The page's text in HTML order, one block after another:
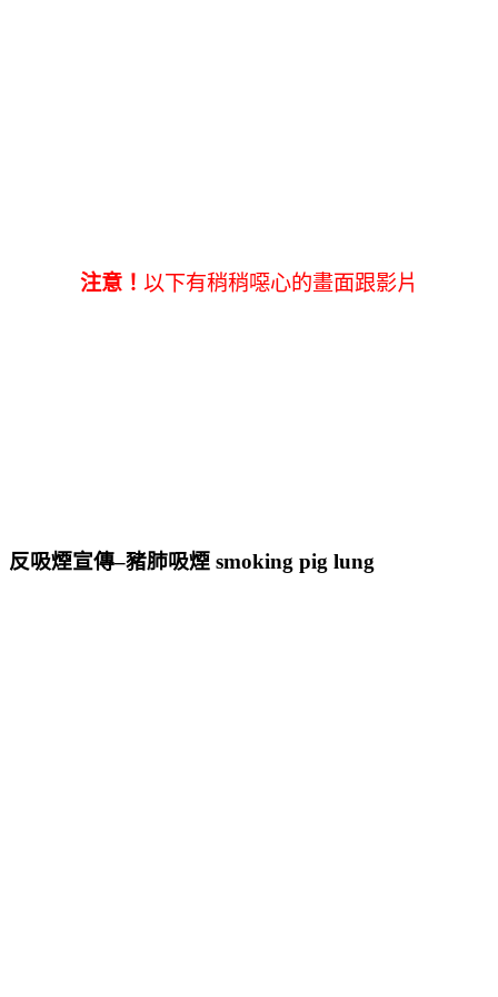
注意！ 以下有稍稍噁心的畫面跟影片
反吸煙宣傳–豬肺吸煙 smoking pig lung